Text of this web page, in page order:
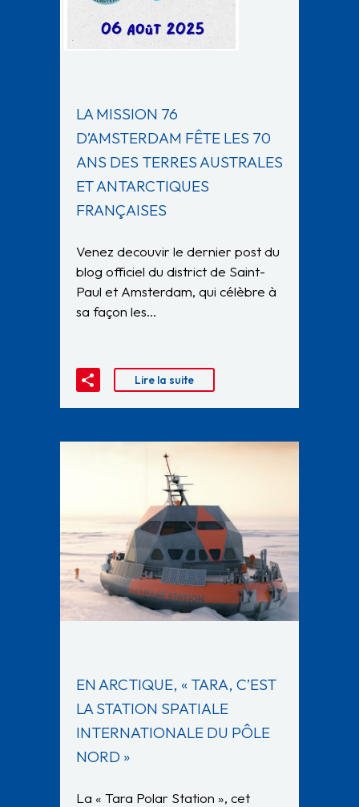
LA MISSION 76
D’AMSTERDAM FÊTE LES 70
ANS DES TERRES AUSTRALES
ET ANTARCTIQUES
FRANÇAISES
Venez decouvir le dernier post du
blog officiel du district de Saint-
Paul et Amsterdam, qui célèbre à
sa façon les…
Lire la suite
EN ARCTIQUE, « TARA, C’EST
LA STATION SPATIALE
INTERNATIONALE DU PÔLE
NORD »
La « Tara Polar Station », cet